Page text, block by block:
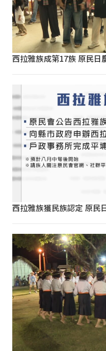
西拉雅族成第17族 原民日
西拉雅族獲民族認定 原民